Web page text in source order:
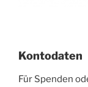
Kontodaten
Für Spenden